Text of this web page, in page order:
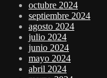
octubre 2024
septiembre 2024
agosto 2024
julio 2024
junio 2024
mayo 2024
abril 2024